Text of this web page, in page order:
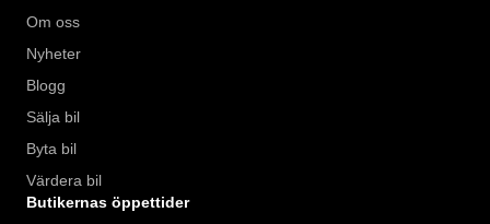
Om oss
Nyheter
Blogg
Sälja bil
Byta bil
Värdera bil
Butikernas öppettider